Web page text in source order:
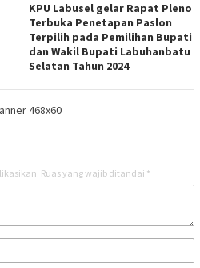
KPU Labusel gelar Rapat Pleno
Terbuka Penetapan Paslon
Terpilih pada Pemilihan Bupati
dan Wakil Bupati Labuhanbatu
Selatan Tahun 2024
Ruas yang wajib ditandai *